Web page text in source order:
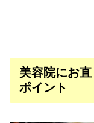
美容院にお
ポイント